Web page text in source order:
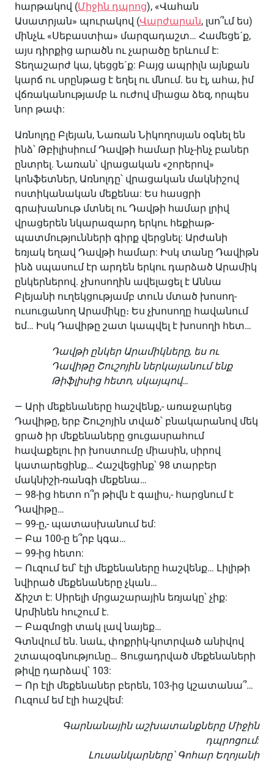
հարթակով (Միջին դպրոց), «Վահան
Ասատրյան» պուրակով (Վարժարան, լսո՞ւմ ես)
մինչև «Սեբաստիա» մարզադաշտ… Համեցե´ք,
այս դիրքից արածն ու չարածը երևում է:
Տեղաշարժ կա, կեցցե´ք: Բայց ապրիլն այնքան
կարճ ու սրընթաց է եղել ու մնում. ես էլ, ահա, իմ
վճռականությամբ և ուժով միացա ձեզ, որպես
նոր թափ:
Առնոլդը Բլեյան, Նառան Նիկողոսյան օգնել են
ինձ՝ Թբիլիսիում Դավթի համար ինչ-ինչ բաներ
ընտրել. Նառան՝ վրացական «շորերով»
կոնֆետներ, Առնոլդը՝ վրացական մակնիշով
ոստիկանական մեքենա: Ես հասցրի
գրախանութ մտնել ու Դավթի համար լրիվ
վրացերեն նկարազարդ երկու հեքիաթ-
պատմությունների գիրք վերցնել: Արժանի
եռյակ եղավ Դավթի համար: Իսկ տանը Դավիթն
ինձ սպասում էր արդեն երկու դարձած Արամիկ
ընկերներով. չխոսողին ավելացել է Աննա
Բլեյանի ուղեկցությամբ տուն մտած խոսող-
ուսուցանող Արամիկը։ Ես չխոսողը հավանում
եմ… Իսկ Դավիթը շատ կապվել է խոսողի հետ…
Դավթի ընկեր Արամիկները, ես ու
Դավիթը Շուշոյին ներկայանում ենք
Թիֆլիսից հետո, սկայպով…
— Արի մեքենաները հաշվենք,- առաջարկեց
Դավիթը, երբ Շուշոյին տված՝ բնակարանով մեկ
ցրած իր մեքենաները ցուցասրահում
հավաքելու իր խոստումը միասին, սիրով
կատարեցինք… Հաշվեցինք՝ 98 տարբեր
մակնիշի-ռանգի մեքենա…
— 98-ից հետո ո՞ր թիվն է գալիս,- հարցնում է
Դավիթը…
— 99-ը,- պատասխանում եմ:
— Բա 100-ը ե՞րբ կգա…
— 99-ից հետո:
— Ուզում եմ՝ էլի մեքենաները հաշվենք… Լիլիթի
նվիրած մեքենաները չկան…
Ճիշտ է: Սիրելի մրցաշարային եռյակը՝ չիք:
Արմինեն հուշում է.
— Բազմոցի տակ լավ նայեք…
Գտնվում են. նաև, փոքրիկ-կոտրված անիվով
շտապօգնությունը… Ցուցադրված մեքենաների
թիվը դարձավ՝ 103:
— Որ էլի մեքենաներ բերեն, 103-ից կշատանա՞…
Ուզում եմ էլի հաշվեմ:
Գարնանային աշխատանքները Միջին
դպրոցում:
Լուսանկարները՝ Գոհար Եղոյանի